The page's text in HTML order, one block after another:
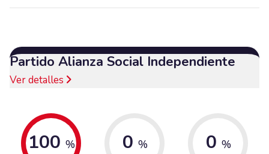
Partido Alianza Social Independiente
Ver detalles
100 % 0 % 0 %